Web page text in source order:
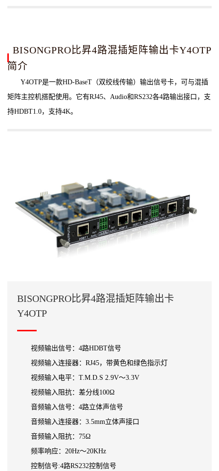
BISONGPRO比昇4路混插矩阵输出卡Y4OTP
简介
Y4OTP是一款HD-BaseT（双绞线传输）输出信号卡，可与混插
矩阵主控机搭配使用。它有RJ45、Audio和RS232各4路输出接口，支
持HDBT1.0，支持4K。
BISONGPRO比昇4路混插矩阵输出卡
Y4OTP
视频输出信号：4路HDBT信号
视频输入连接器：RJ45，带黄色和绿色指示灯
视频输入电平：T.M.D.S 2.9V～3.3V
视频输入阻抗：差分线100Ω
音频输入信号：4路立体声信号
音频输入连接器：3.5mm立体声接口
音频输入阻抗：75Ω
频率响应：20Hz～20KHz
控制信号:4路RS232控制信号